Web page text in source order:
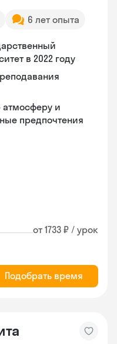
6 лет опыта
в 2022 году
атмосферу и
предпочтения
от 1733 ₽ / урок
Подобрать время